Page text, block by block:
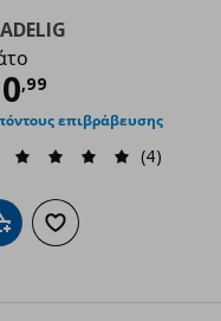
,99
επιβράβευσης
(4)
στο καλάθι
Προσθήκη στα